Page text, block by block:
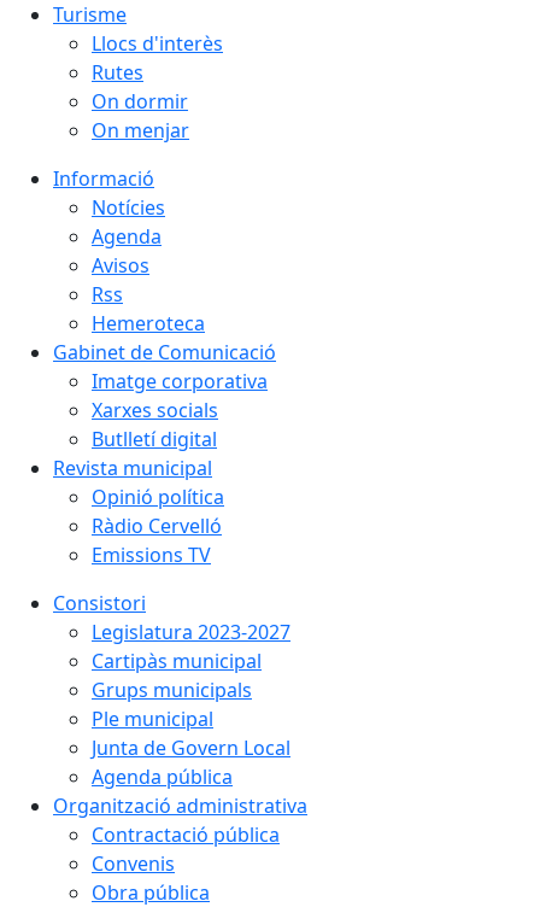
Turisme
Llocs d'interès
Rutes
On dormir
On menjar
Informació
Notícies
Agenda
Avisos
Rss
Hemeroteca
Gabinet de Comunicació
Imatge corporativa
Xarxes socials
Butlletí digital
Revista municipal
Opinió política
Ràdio Cervelló
Emissions TV
Consistori
Legislatura 2023-2027
Cartipàs municipal
Grups municipals
Ple municipal
Junta de Govern Local
Agenda pública
Organització administrativa
Contractació pública
Convenis
Obra pública